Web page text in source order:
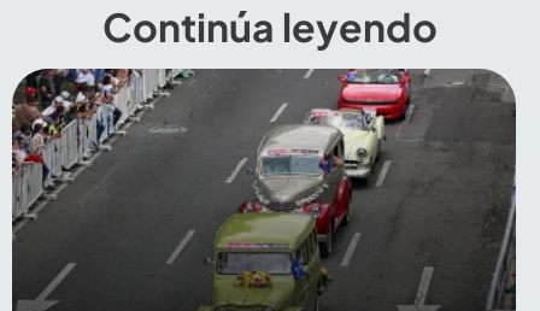
Continúa leyendo